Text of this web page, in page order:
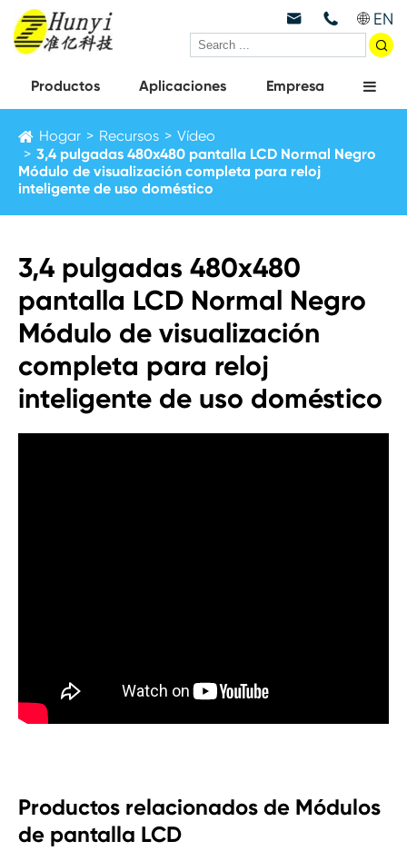
  EN

Productos Aplicaciones Empresa
Hogar Recursos
Vídeo
3,4 pulgadas 480x480 pantalla LCD Normal Negro
Módulo de visualización completa para reloj
inteligente de uso doméstico
3,4 pulgadas 480x480
pantalla LCD Normal Negro
Módulo de visualización
completa para reloj
inteligente de uso doméstico
Productos relacionados de Módulos
de pantalla LCD